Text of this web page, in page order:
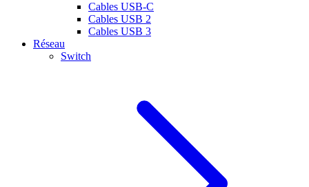
Cables USB-C
Cables USB 2
Cables USB 3
Réseau
Switch